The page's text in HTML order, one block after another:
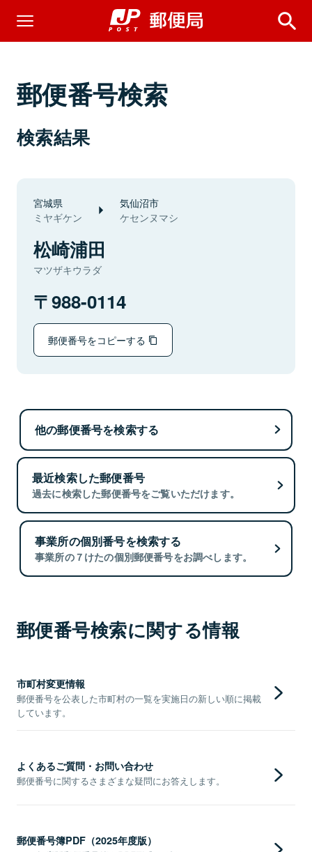
郵便番号検索
検索結果
宮城県
ミヤギケン
気仙沼市
ケセンヌマシ
松崎浦田
マツザキウラダ
988-0114
郵便番号をコピーする
他の郵便番号を検索する
最近検索した郵便番号
過去に検索した郵便番号をご覧いただけます。
事業所の個別番号を検索する
事業所の７けたの個別郵便番号をお調べします。
郵便番号検索に関する情報
市町村変更情報
郵便番号を公表した市町村の一覧を実施日の新しい順に掲載
しています。
よくあるご質問・お問い合わせ
郵便番号に関するさまざまな疑問にお答えします。
郵便番号簿PDF（2025年度版）